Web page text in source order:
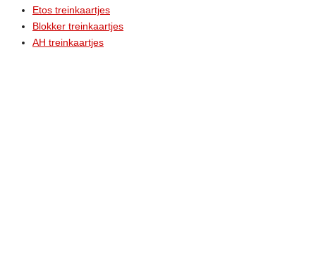
Etos treinkaartjes
Blokker treinkaartjes
AH treinkaartjes